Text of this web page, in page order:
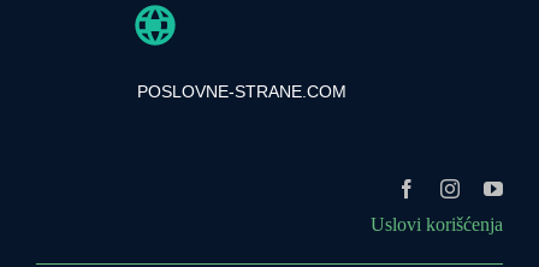
POSLOVNE-STRANE.COM
Uslovi korišćenja